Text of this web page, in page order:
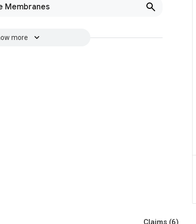
Membranes
more
Claims (6)